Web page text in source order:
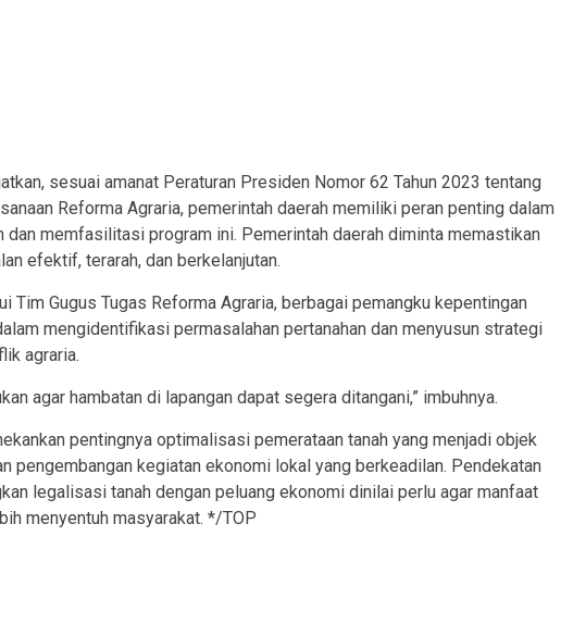
sesuai amanat Peraturan Presiden Nomor 62 Tahun 2023 tentang
Reforma Agraria, pemerintah daerah memiliki peran penting dalam
dan memfasilitasi program ini. Pemerintah daerah diminta memastikan
efektif, terarah, dan berkelanjutan.
Tim Gugus Tugas Reforma Agraria, berbagai pemangku kepentingan
mengidentifikasi permasalahan pertanahan dan menyusun strategi
agraria.
agar hambatan di lapangan dapat segera ditangani,” imbuhnya.
pentingnya optimalisasi pemerataan tanah yang menjadi objek
pengembangan kegiatan ekonomi lokal yang berkeadilan. Pendekatan
legalisasi tanah dengan peluang ekonomi dinilai perlu agar manfaat
menyentuh masyarakat. */TOP